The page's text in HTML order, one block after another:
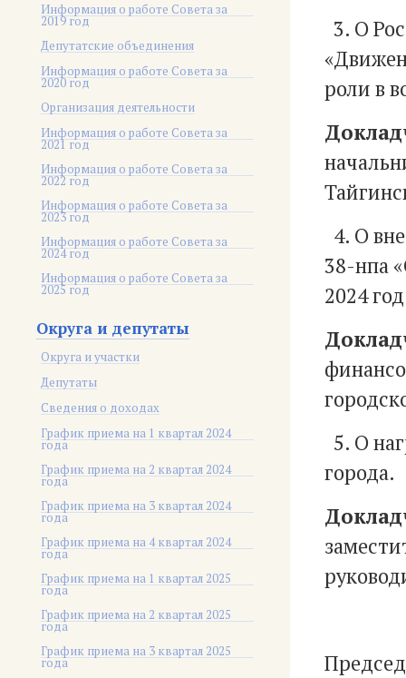
Информация о работе Совета за
2019 год
Депутатские объединения
Информация о работе Совета за
2020 год
Организация деятельности
Информация о работе Совета за
2021 год
Информация о работе Совета за
2022 год
Информация о работе Совета за
2023 год
Информация о работе Совета за
2024 год
Информация о работе Совета за
2025 год
Округа и депутаты
Округа и участки
Депутаты
Сведения о доходах
График приема на 1 квартал 2024
года
График приема на 2 квартал 2024
года
График приема на 3 квартал 2024
года
График приема на 4 квартал 2024
года
График приема на 1 квартал 2025
года
График приема на 2 квартал 2025
года
График приема на 3 квартал 2025
года
3. О
роли в
4. О
38-нпа
2024
5. О
города.